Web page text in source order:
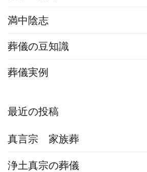
満中陰志
葬儀の豆知識
葬儀実例
最近の投稿
真言宗 家族葬
浄土真宗の葬儀